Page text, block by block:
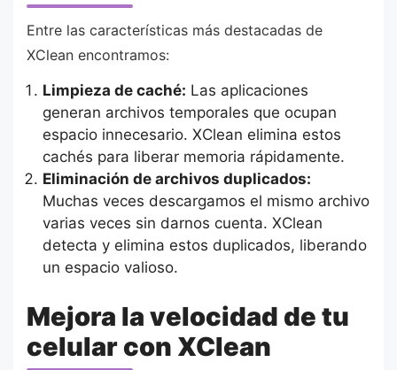
Entre las características más destacadas de
XClean encontramos:
Limpieza de caché: Las aplicaciones
generan archivos temporales que ocupan
espacio innecesario. XClean elimina estos
cachés para liberar memoria rápidamente.
Eliminación de archivos duplicados:
Muchas veces descargamos el mismo archivo
varias veces sin darnos cuenta. XClean
detecta y elimina estos duplicados, liberando
un espacio valioso.
Mejora la velocidad de tu
celular con XClean